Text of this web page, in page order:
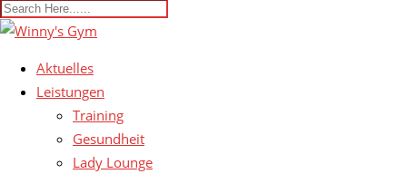
Aktuelles
Leistungen
Training
Gesundheit
Lady Lounge